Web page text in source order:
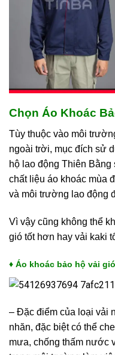
Chọn Áo Khoác
Tùy thuộc vào môi
ngoài trời, mục đích sử
hộ lao động Thiên
chất liệu áo khoác mùa
và môi trường lao động
Vì vậy cũng không thể
gió tốt hơn hay vải kaki
♦ Áo khoác bảo hộ vải
– Đặc điểm của loại vải
nhăn, đặc biệt có thể
mưa, chống thấm nước